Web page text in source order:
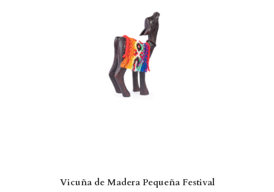
Vicuña de Madera Pequeña Festival